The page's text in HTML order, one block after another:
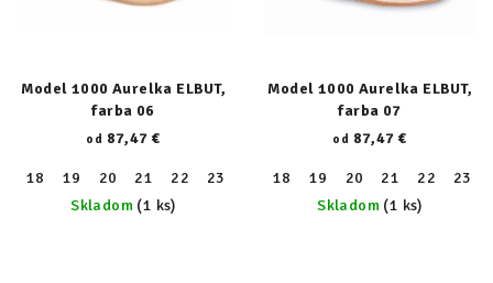
Model 1000 Aurelka ELBUT,
farba 06
od 87,47 €
18 19 20 21 22 23 25 26 27 28 29
30
Skladom (1 ks)
Model 1000 Aurelka ELBUT,
farba 07
od 87,47 €
18 19 20 21 22 23
Skladom (1 ks)